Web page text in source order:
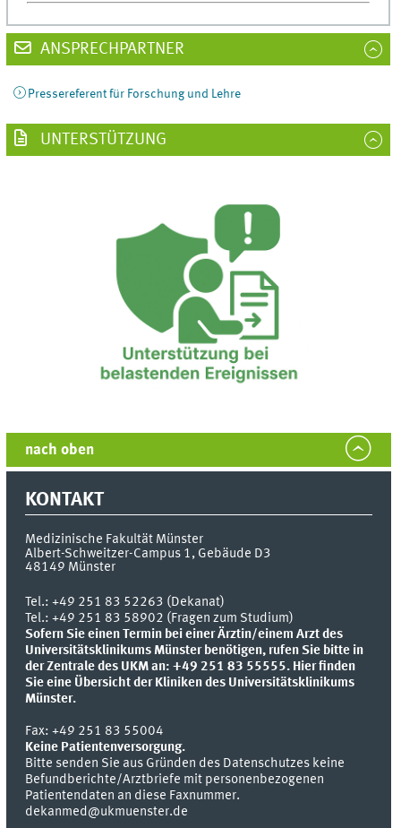
ANSPRECHPARTNER
Pressereferent für Forschung und Lehre
UNTERSTÜTZUNG
nach oben
KONTAKT
Medizinische Fakultät Münster
Albert-Schweitzer-Campus 1, Gebäude D3
48149 Münster
Tel.:+49 251 83 52263 (Dekanat)
Tel.: +49 251 83 58902 (Fragen zum Studium)
Sofern Sie einen Termin bei einer Ärztin/einem Arzt des
Universitätsklinikums Münster benötigen, rufen Sie bitte in
der Zentrale des UKM an: +49 251 83 55555. Hier finden
Sie eine Übersicht der Kliniken des Universitätsklinikums
Münster.
Fax:+49 251 83 55004
Keine Patientenversorgung.
Bitte senden Sie aus Gründen des Datenschutzes keine
Befundberichte/Arztbriefe mit personenbezogenen
Patientendaten an diese Faxnummer.
dekanmed@ukmuenster.de